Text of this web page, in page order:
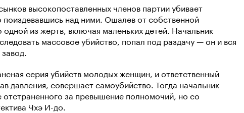
высокопоставленных членов партии убивает
над ними. Ошалев от собственной
из жертв, включая маленьких детей. Начальник
массовое убийство, попал под раздачу — он и вся
серия убийств молодых женщин, и ответственный
давления, совершает самоубийство. Тогда начальник
за превышение полномочий, но со
Чхэ И-до.